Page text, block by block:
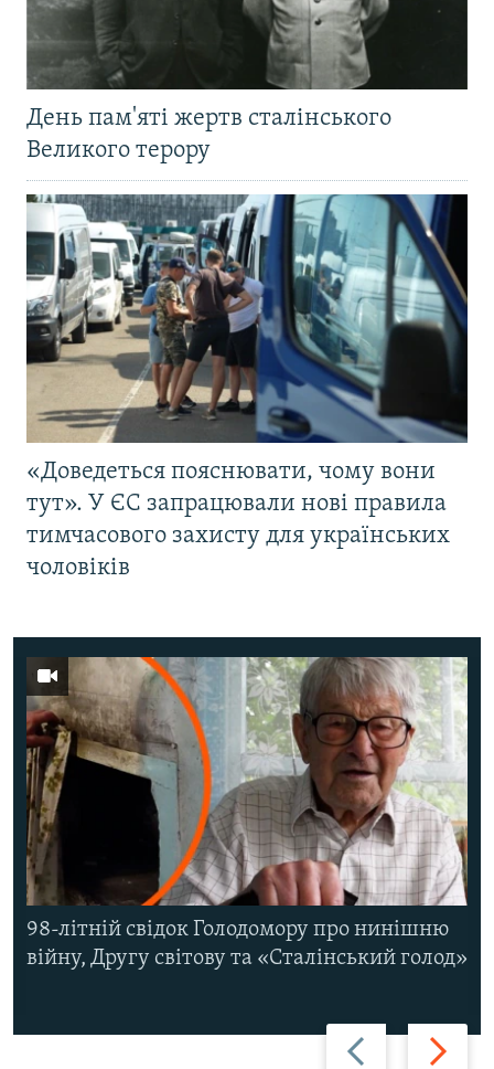
День пам'яті жертв сталінського
Великого терору
«Доведеться пояснювати, чому вони
тут». У ЄС запрацювали нові правила
тимчасового захисту для українських
чоловіків
Назад Вперед
98-літній свідок Голодомору про нинішню
війну, Другу світову та «Сталінський голод»